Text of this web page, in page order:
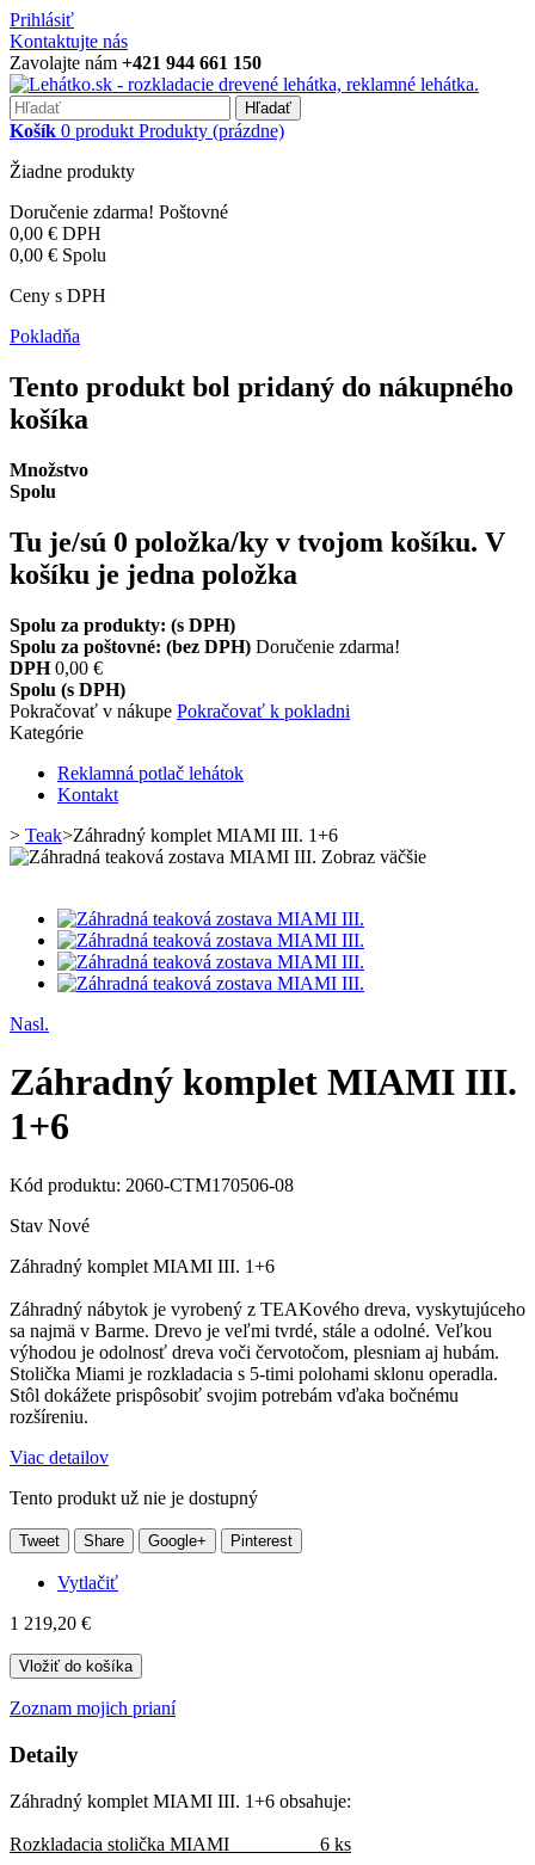
Prihlásiť
Kontaktujte nás
Zavolajte nám +421 944 661 150
Hľadať
Košík 0 produkt Produkty (prázdne)
Žiadne produkty
Doručenie zdarma! Poštovné
0,00 € DPH
0,00 € Spolu
Ceny s DPH
Pokladňa
Tento produkt bol pridaný do nákupného
košíka
Množstvo
Spolu
Tu je/sú 0 položka/ky v tvojom košíku. V
košíku je jedna položka
Spolu za produkty: (s DPH)
Spolu za poštovné: (bez DPH) Doručenie zdarma!
DPH 0,00 €
Spolu (s DPH)
Pokračovať v nákupe Pokračovať k pokladni
Kategórie
Reklamná potlač lehátok
Kontakt
> Teak>Záhradný komplet MIAMI III. 1+6
Zobraz väčšie
Nasl.
Záhradný komplet MIAMI III.
1+6
Kód produktu: 2060-CTM170506-08
Stav Nové
Záhradný komplet MIAMI III. 1+6
Záhradný nábytok je vyrobený z TEAKového dreva, vyskytujúceho
sa najmä v Barme. Drevo je veľmi tvrdé, stále a odolné. Veľkou
výhodou je odolnosť dreva voči červotočom, plesniam aj hubám.
Stolička Miami je rozkladacia s 5-timi polohami sklonu operadla.
Stôl dokážete prispôsobiť svojim potrebám vďaka bočnému
rozšíreniu.
Viac detailov
Tento produkt už nie je dostupný
Tweet Share Google+ Pinterest
Vytlačiť
1 219,20 €
Vložiť do košíka
Zoznam mojich prianí
Detaily
Záhradný komplet MIAMI III. 1+6 obsahuje:
Rozkladacia stolička MIAMI 6 ks